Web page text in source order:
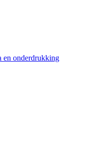
en onderdrukking